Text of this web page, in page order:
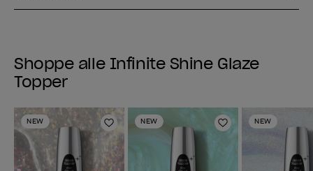
Shoppe alle Infinite Shine Glaze
Topper
NEW
Zur Wunschliste hinzufügen
NEW
Zur
NEW